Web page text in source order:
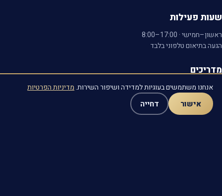
שעות פעילות
ראשון–חמישי · 8:00–17:00
הגעה בתיאום טלפוני בלבד
מדריכים
איך מוכרים זהב — המדריך המלא
זהב בעיזבון — מה עושים
מה זה קראט? קריאת החותמות
חייגו
עכשיו
אנחנו משתמשים בעוגיות למדידה ושיפור השירות.מדיניות הפרטיות
אישור דחייה